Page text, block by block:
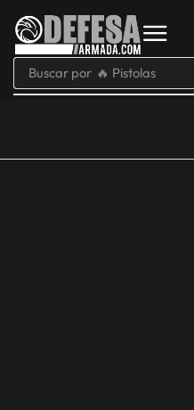
Buscar por 🔥 Pistolas